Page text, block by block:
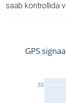
saab kontrollida
30
GPS